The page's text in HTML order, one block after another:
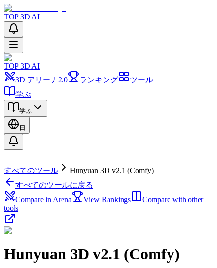
TOP 3D AI
TOP 3D AI
3D アリーナ2.0 ランキング
ツール
学ぶ
学ぶ
日
すべてのツール
Hunyuan 3D v2.1 (Comfy)
すべてのツールに戻る
Compare in Arena
View Rankings
Compare with other
tools
Hunyuan 3D v2.1 (Comfy)